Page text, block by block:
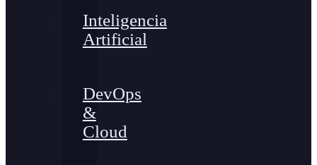
Inteligencia
Artificial
DevOps
&
Cloud